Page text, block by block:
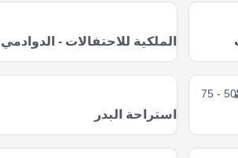
الملكية للاحتفالات - الدوادمي
50 - 75
استراحة البدر